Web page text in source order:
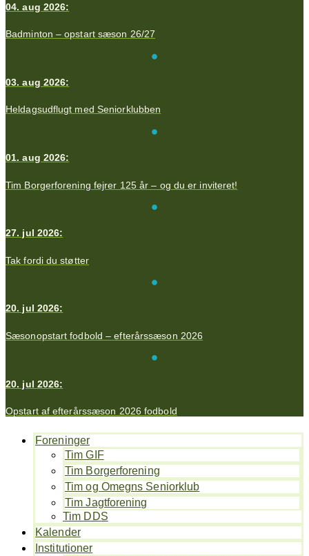
04. aug 2026:
Badminton – opstart sæson 26/27
03. aug 2026:
Heldagsudflugt med Seniorklubben
01. aug 2026:
Tim Borgerforening fejrer 125 år – og du er inviteret!
27. jul 2026:
Tak fordi du støtter
20. jul 2026:
Sæsonopstart fodbold – efterårssæson 2026
20. jul 2026:
Opstart af efterårssæson 2026 fodbold
Foreninger
Tim GIF
Tim Borgerforening
Tim og Omegns Seniorklub
Tim Jagtforening
Tim DDS
Kalender
Institutioner